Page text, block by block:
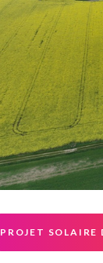
PROJET SOLAIRE